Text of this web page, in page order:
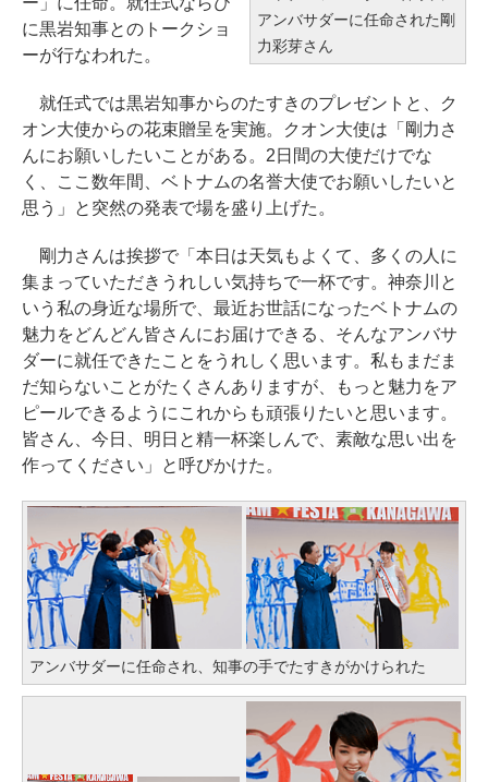
アンバサダーに任命された剛
力彩芽さん
に黒岩知事とのトークショ
ーが行なわれた。
就任式では黒岩知事からのたすきのプレゼントと、ク
オン大使からの花束贈呈を実施。クオン大使は「剛力さ
んにお願いしたいことがある。2日間の大使だけでな
く、ここ数年間、ベトナムの名誉大使でお願いしたいと
思う」と突然の発表で場を盛り上げた。
剛力さんは挨拶で「本日は天気もよくて、多くの人に
集まっていただきうれしい気持ちで一杯です。神奈川と
いう私の身近な場所で、最近お世話になったベトナムの
魅力をどんどん皆さんにお届けできる、そんなアンバサ
ダーに就任できたことをうれしく思います。私もまだま
だ知らないことがたくさんありますが、もっと魅力をア
ピールできるようにこれからも頑張りたいと思います。
皆さん、今日、明日と精一杯楽しんで、素敵な思い出を
作ってください」と呼びかけた。
アンバサダーに任命され、知事の手でたすきがかけられた